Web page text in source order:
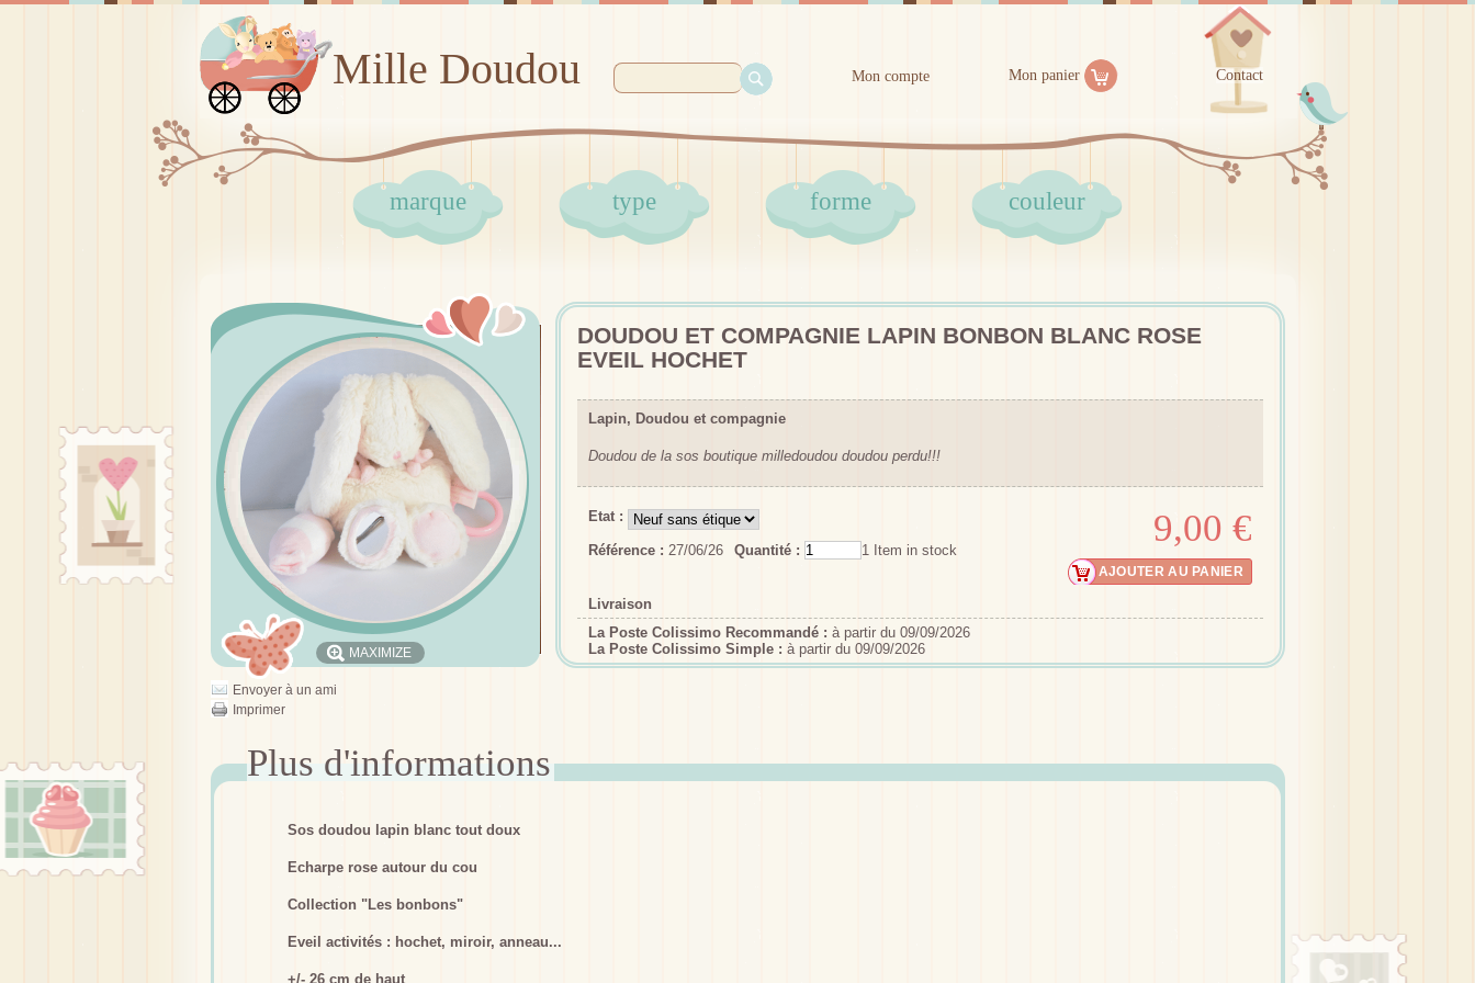
Mille Doudou Mon compte Mon panier Contact
marque type forme couleur
MAXIMIZE
Envoyer à un ami
Imprimer
DOUDOU ET COMPAGNIE LAPIN BONBON BLANC ROSE
EVEIL HOCHET
Lapin, Doudou et compagnie
Doudou de la sos boutique milledoudou doudou perdu!!!
Etat :
Référence : 27/06/26 Quantité : 1 Item in stock
9,00 €
Livraison
La Poste Colissimo Recommandé : à partir du 09/09/2026
La Poste Colissimo Simple : à partir du 09/09/2026
Sos doudou lapin blanc tout doux
Echarpe rose autour du cou
Collection "Les bonbons"
Eveil activités : hochet, miroir, anneau...
+/- 26 cm de haut